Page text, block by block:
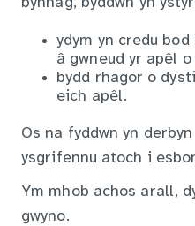
ydym yn credu
â gwneud yr apêl
bydd rhagor o
eich apêl.
Os na fyddwn yn
ysgrifennu atoch i
Ym mhob achos arall,
gwyno.